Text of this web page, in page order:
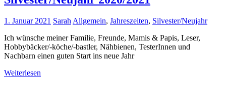
1. Januar 2021 Sarah Allgemein, Jahreszeiten, Silvester/Neujahr
Ich wünsche meiner Familie, Freunde, Mamis & Papis, Leser,
Hobbybäcker/-köche/-bastler, Nähbienen, TesterInnen und
Nachbarn einen guten Start ins neue Jahr
Weiterlesen